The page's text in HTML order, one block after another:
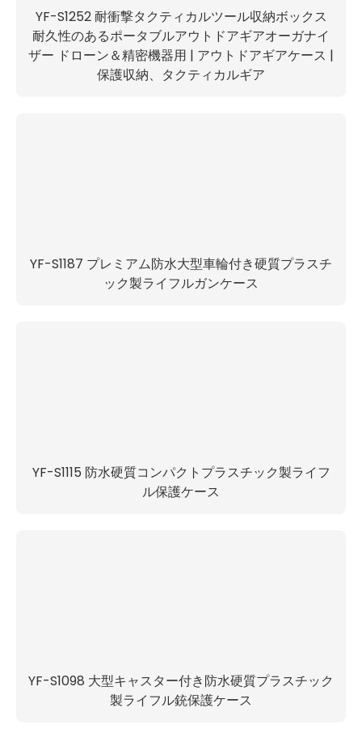
YF-S1252 耐衝撃タクティカルツール収納ボックス
耐久性のあるポータブルアウトドアギアオーガナイ
ザー ドローン＆精密機器用 | アウトドアギアケース |
保護収納、タクティカルギア
YF-S1187 プレミアム防水大型車輪付き硬質プラスチ
ック製ライフルガンケース
YF-S1115 防水硬質コンパクトプラスチック製ライフ
ル保護ケース
YF-S1098 大型キャスター付き防水硬質プラスチック
製ライフル銃保護ケース